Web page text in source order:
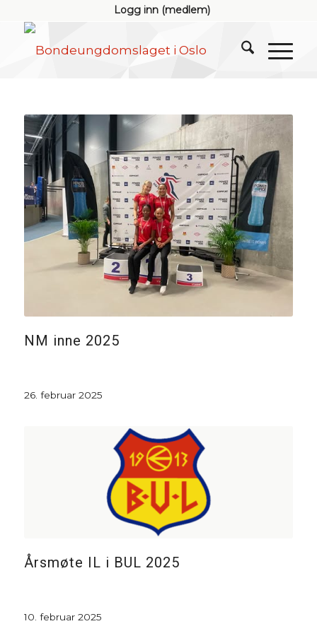
Logg inn (medlem)
NM inne 2025
26. februar 2025
Årsmøte IL i BUL 2025
10. februar 2025